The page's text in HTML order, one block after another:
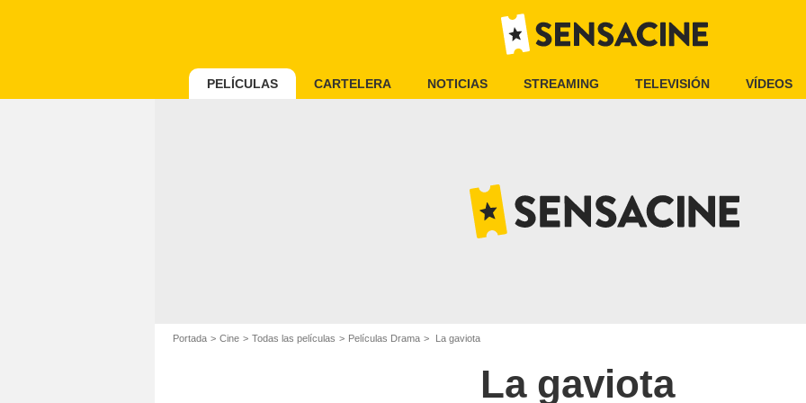
PELÍCULAS CARTELERA NOTICIAS STREAMING TELEVISIÓN VÍDEOS
Portada Cine Todas las películas Películas Drama La gaviota
La gaviota